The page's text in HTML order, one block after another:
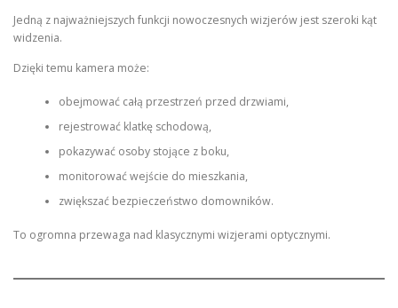
Jedną z najważniejszych funkcji nowoczesnych wizjerów jest szeroki kąt
widzenia.
Dzięki temu kamera może:
obejmować całą przestrzeń przed drzwiami,
rejestrować klatkę schodową,
pokazywać osoby stojące z boku,
monitorować wejście do mieszkania,
zwiększać bezpieczeństwo domowników.
To ogromna przewaga nad klasycznymi wizjerami optycznymi.